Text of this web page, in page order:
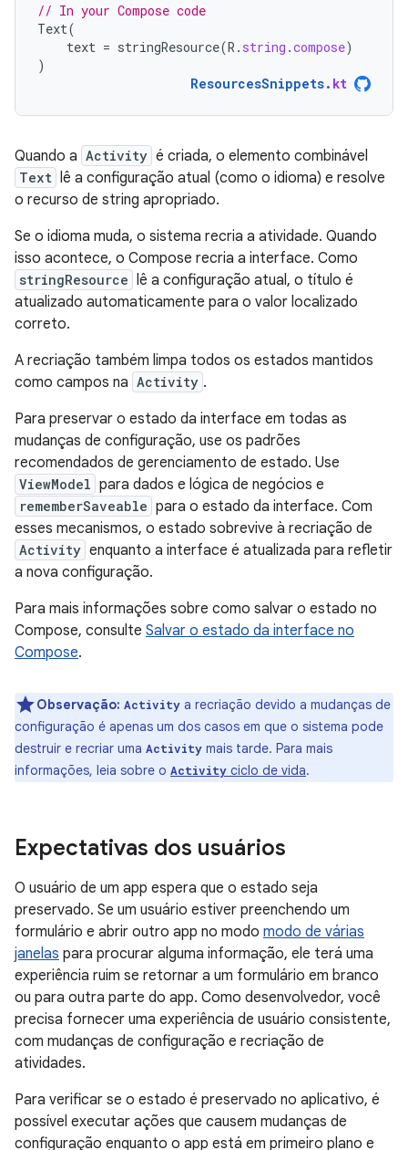
// In your Compose code
Text(
text = stringResource(R . string .compose)
)
ResourcesSnippets. kt
Quando a Activity é criada, o elemento combinável
Text lê a configuração atual (como o idioma) e resolve
o recurso de string apropriado.
Se o idioma muda, o sistema recria a atividade. Quando
isso acontece, o Compose recria a interface. Como
stringResource lê a configuração atual, o título é
atualizado automaticamente para o valor localizado
correto.
A recriação também limpa todos os estados mantidos
como campos na Activity .
Para preservar o estado da interface em todas as
mudanças de configuração, use os padrões
recomendados de gerenciamento de estado. Use
ViewModel para dados e lógica de negócios e
rememberSaveable para o estado da interface. Com
esses mecanismos, o estado sobrevive à recriação de
Activity enquanto a interface é atualizada para refletir
a nova configuração.
Para mais informações sobre como salvar o estado no
Compose, consulte Salvar o estado da interface no
Compose.
Observação: Activity a recriação devido a mudanças de
configuração é apenas um dos casos em que o sistema pode
destruir e recriar uma Activity mais tarde. Para mais
informações, leia sobre o Activity ciclo de vida.
Expectativas dos usuários
O usuário de um app espera que o estado seja
preservado. Se um usuário estiver preenchendo um
formulário e abrir outro app no modo modo de várias
janelas para procurar alguma informação, ele terá uma
experiência ruim se retornar a um formulário em branco
ou para outra parte do app. Como desenvolvedor, você
precisa fornecer uma experiência de usuário consistente,
com mudanças de configuração e recriação de
atividades.
Para verificar se o estado é preservado no aplicativo, é
possível executar ações que causem mudanças de
configuração enquanto o app está em primeiro plano e